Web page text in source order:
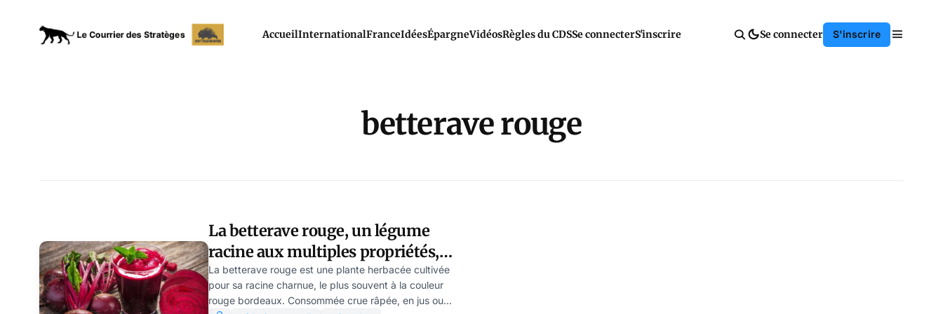
AccueilInternationalFranceIdéesÉpargneVidéosRègles du CDSSe connecterS'inscrire Se connecter S'inscrire
betterave rouge
La betterave rouge, un légume
racine aux multiples propriétés,
par Frédéric Cadiou
La betterave rouge est une plante herbacée cultivée
pour sa racine charnue, le plus souvent à la couleur
rouge bordeaux. Consommée crue râpée, en jus ou